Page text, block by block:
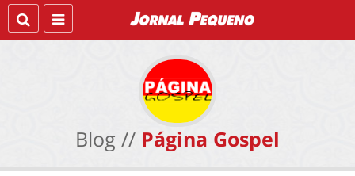
Blog // Página Gospel